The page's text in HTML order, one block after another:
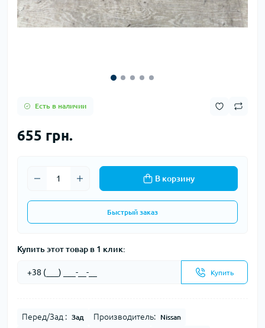
Есть в наличии
655 грн.
В корзину
Быстрый заказ
Купить этот товар в 1 клик:
Купить
Перед/Зад : Зад Производитель: Nissan